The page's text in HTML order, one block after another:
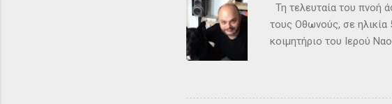
Τη τελευταία του πνοή
τους Οθωνούς, σε
κοιμητήριο του Ιερού